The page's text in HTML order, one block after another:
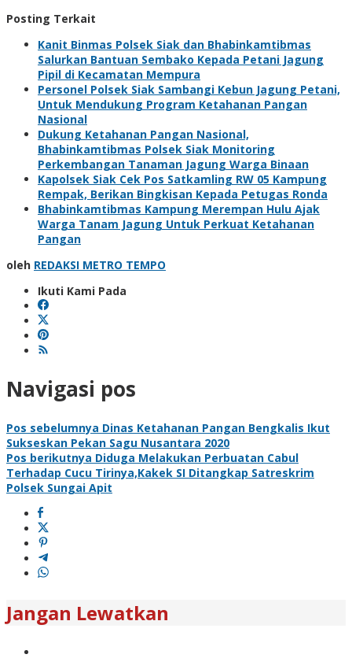
Posting Terkait
Kanit Binmas Polsek Siak dan Bhabinkamtibmas
Salurkan Bantuan Sembako Kepada Petani Jagung
Pipil di Kecamatan Mempura
Personel Polsek Siak Sambangi Kebun Jagung Petani,
Untuk Mendukung Program Ketahanan Pangan
Nasional
Dukung Ketahanan Pangan Nasional,
Bhabinkamtibmas Polsek Siak Monitoring
Perkembangan Tanaman Jagung Warga Binaan
Kapolsek Siak Cek Pos Satkamling RW 05 Kampung
Rempak, Berikan Bingkisan Kepada Petugas Ronda
Bhabinkamtibmas Kampung Merempan Hulu Ajak
Warga Tanam Jagung Untuk Perkuat Ketahanan
Pangan
oleh REDAKSI METRO TEMPO
Ikuti Kami Pada
Navigasi pos
Pos sebelumnya Dinas Ketahanan Pangan Bengkalis Ikut
Sukseskan Pekan Sagu Nusantara 2020
Pos berikutnya Diduga Melakukan Perbuatan Cabul
Terhadap Cucu Tirinya,Kakek SI Ditangkap Satreskrim
Polsek Sungai Apit
Jangan Lewatkan